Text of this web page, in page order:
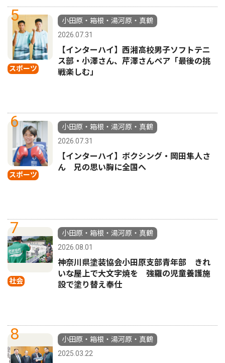
5
スポーツ
小田原・箱根・湯河原・真鶴
2026.07.31
【インターハイ】西湘高校男子ソフトテニ
ス部・小澤さん、芹澤さんペア「最後の挑
戦楽しむ」
6
スポーツ
小田原・箱根・湯河原・真鶴
2026.07.31
【インターハイ】ボクシング・岡田隼人さ
ん 兄の思い胸に全国へ
7
社会
小田原・箱根・湯河原・真鶴
2026.08.01
神奈川県塗装協会小田原支部青年部 きれ
いな屋上で大文字焼を 強羅の児童養護施
設で塗り替え奉仕
8
小田原・箱根・湯河原・真鶴
2025.03.22